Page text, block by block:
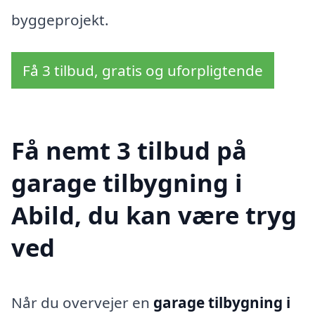
byggeprojekt.
Få 3 tilbud, gratis og uforpligtende
Få nemt 3 tilbud på
garage tilbygning i
Abild, du kan være tryg
ved
Når du overvejer en garage tilbygning i